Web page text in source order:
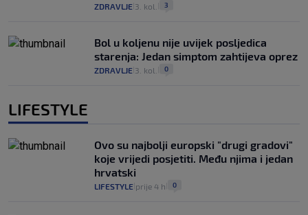
ZDRAVLJE 3. kol. 3
Bol u koljenu nije uvijek posljedica
starenja: Jedan simptom zahtijeva oprez
ZDRAVLJE 3. kol. 0
LIFESTYLE
Ovo su najbolji europski "drugi gradovi"
koje vrijedi posjetiti. Među njima i jedan
hrvatski
LIFESTYLE prije 4 h 0